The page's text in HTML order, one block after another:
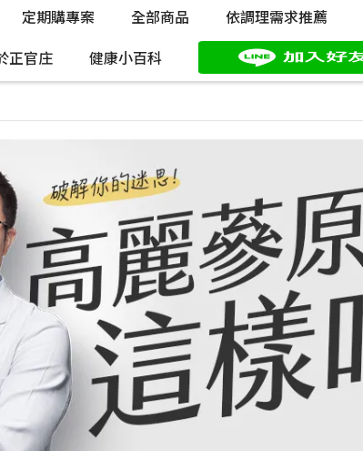
定期購專案 全部商品 依調理需求推薦
正官庄
健康小百科